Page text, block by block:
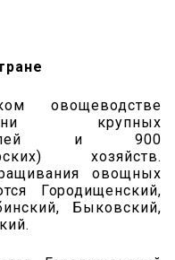
овощеводстве
крупных
и 900
хозяйств.
овощных
Городищенский,
Быковский,